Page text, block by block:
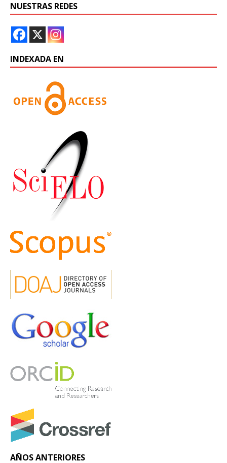
NUESTRAS REDES
INDEXADA EN
AÑOS ANTERIORES